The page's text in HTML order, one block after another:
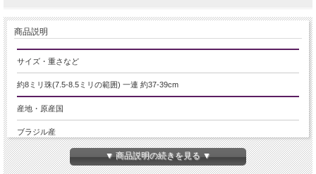
商品説明
サイズ・重さなど
約8ミリ珠(7.5-8.5ミリの範囲) 一連 約37-39cm
産地・原産国
ブラジル産
グレードなど ▼ 商品説明の続きを見る ▼